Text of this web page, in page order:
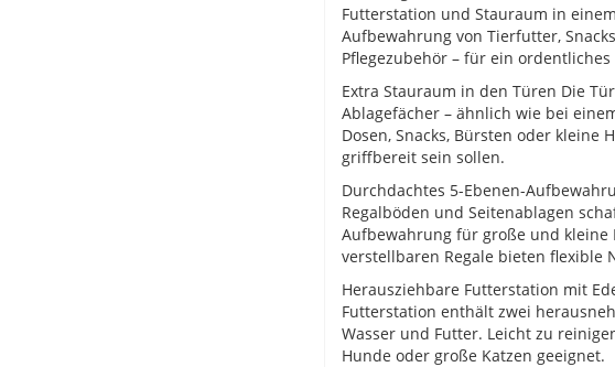
Futterstation und Stauraum in
Aufbewahrung von Tierfutter,
Pflegezubehör – für ein
Extra Stauraum in den Türen Die
Ablagefächer – ähnlich wie bei
Dosen, Snacks, Bürsten oder kleine
griffbereit sein sollen.
Durchdachtes 5-Ebenen-
Regalböden und Seitenablagen
Aufbewahrung für große und kleine
verstellbaren Regale bieten flexible
Herausziehbare Futterstation mit
Futterstation enthält zwei
Wasser und Futter. Leicht zu
Hunde oder große Katzen geeignet.